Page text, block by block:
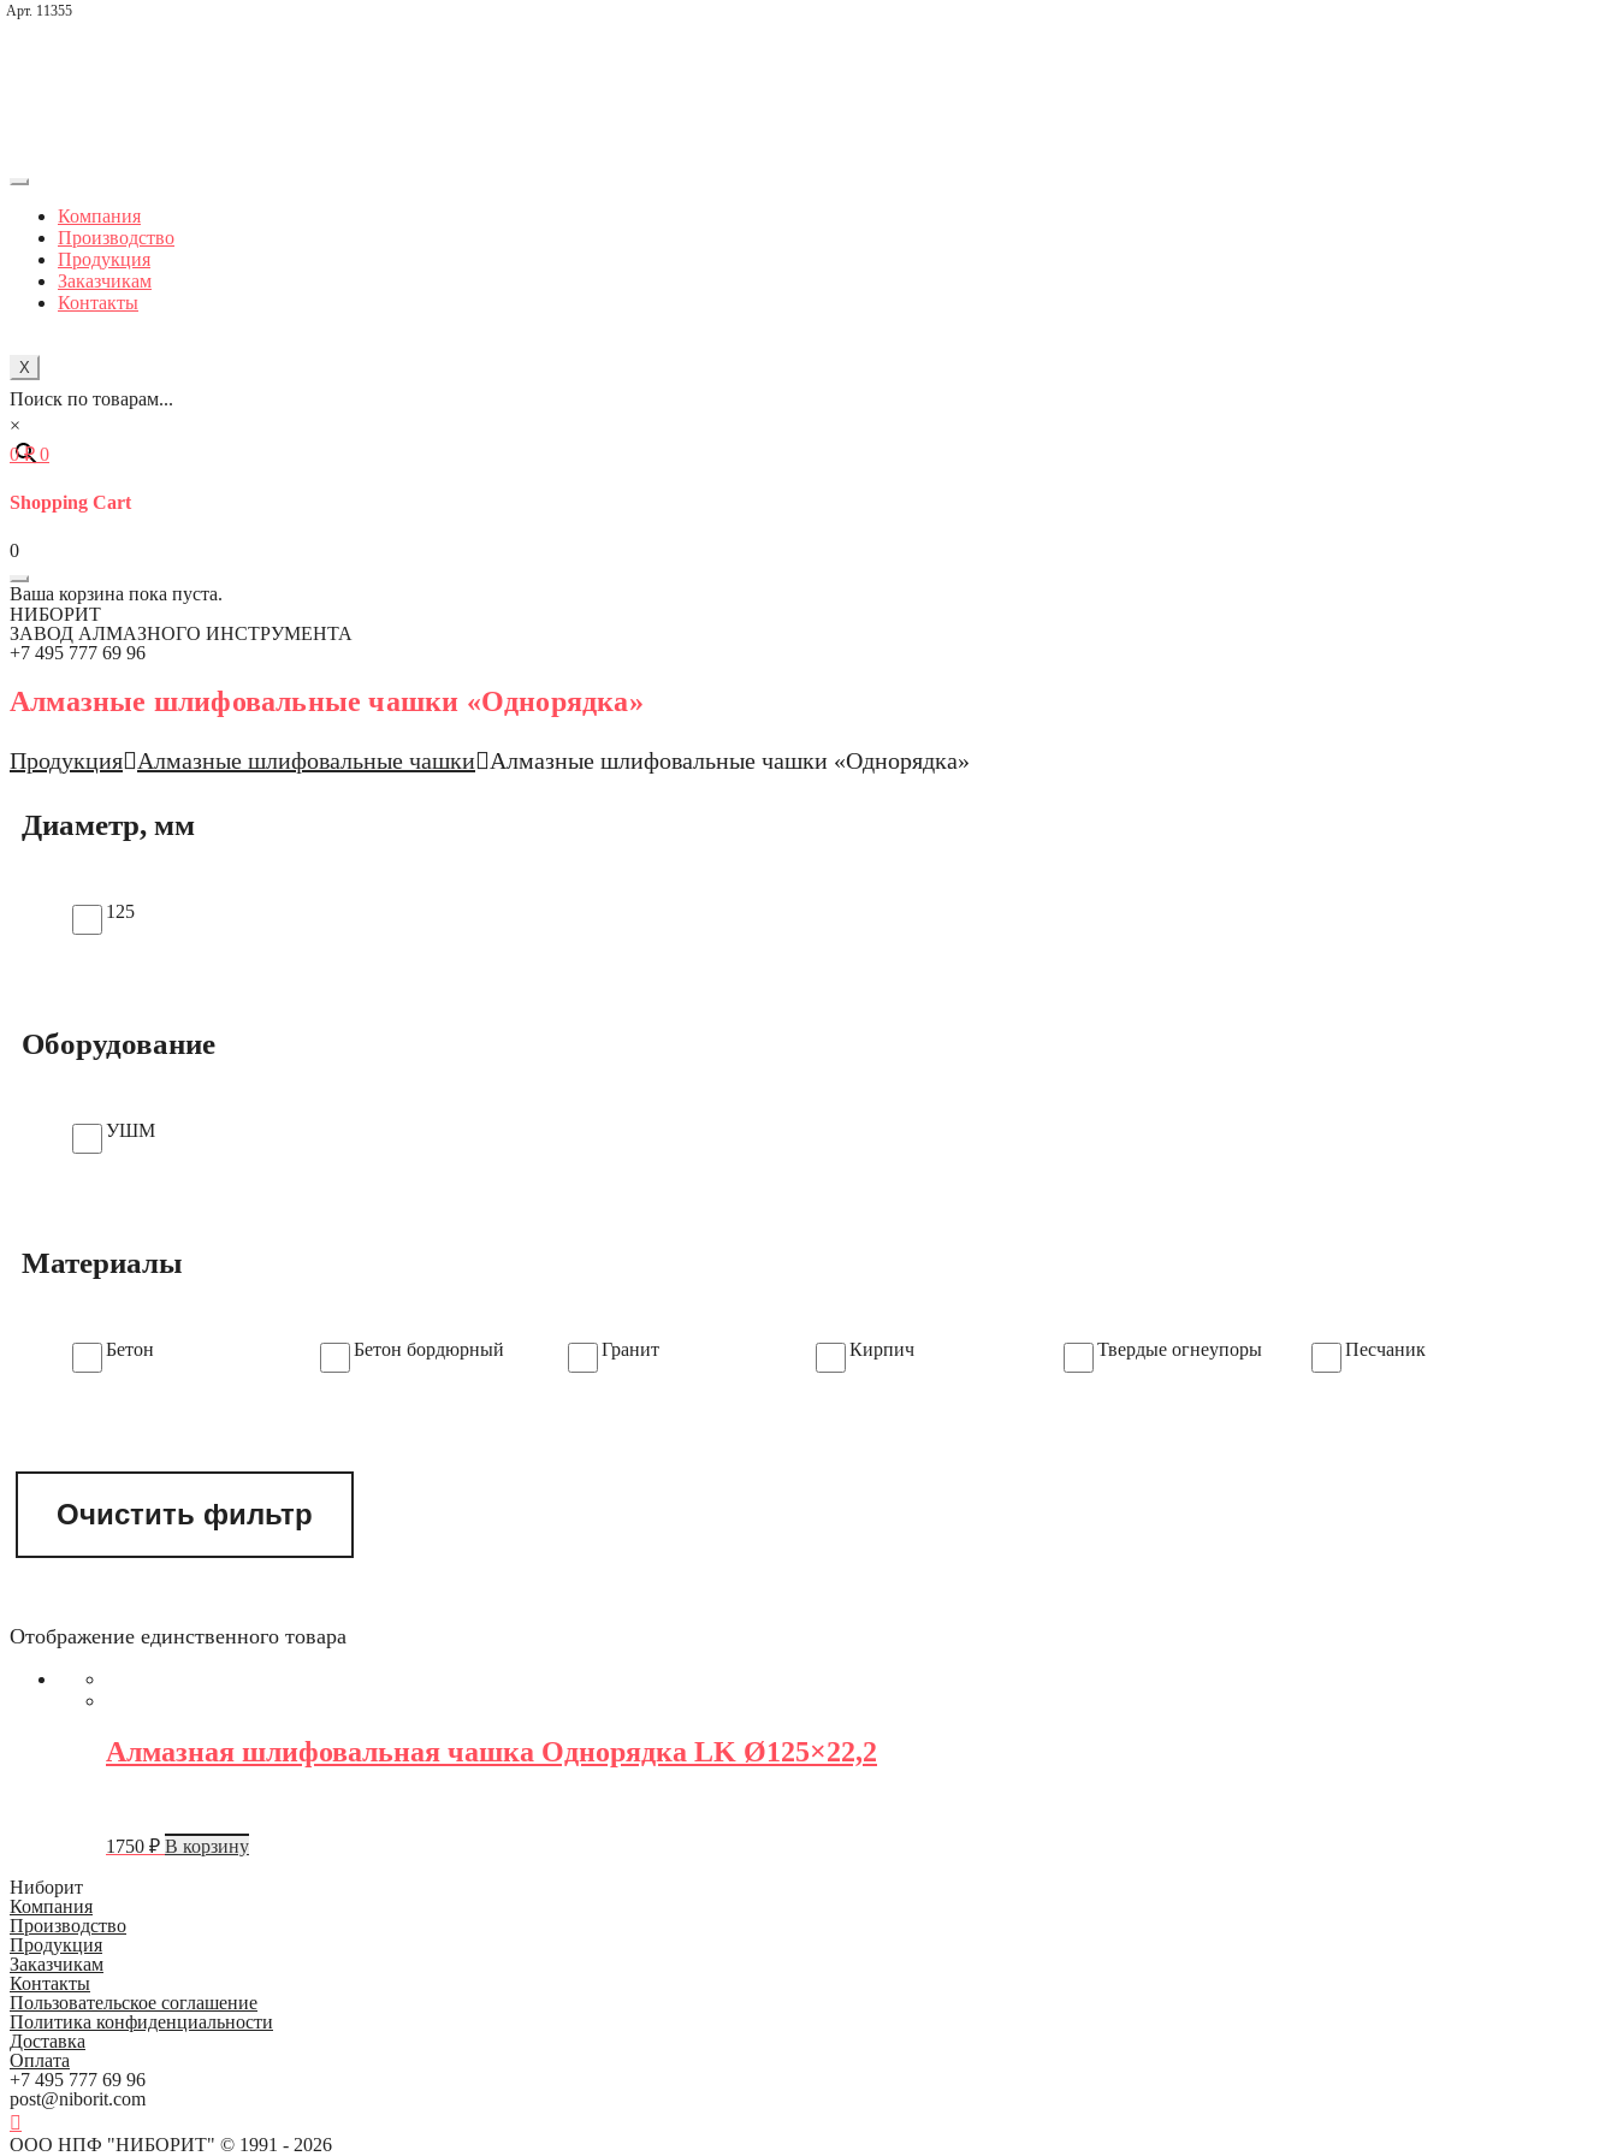
Компания
Производство
Продукция
Заказчикам
Контакты
X
Поиск по товарам...
×
0₽ 0
Shopping Cart
0
Ваша корзина пока пуста.
НИБОРИТ
ЗАВОД АЛМАЗНОГО ИНСТРУМЕНТА
+7 495 777 69 96
Алмазные шлифовальные чашки «Однорядка»
Продукция Алмазные шлифовальные чашки Алмазные шлифовальные чашки «Однорядка»
Диаметр, мм
125
Оборудование
УШМ
Материалы
Бетон Бетон бордюрный Гранит Кирпич Твердые огнеупоры Песчаник
Очистить фильтр
Отображение единственного товара
Алмазная шлифовальная чашка Однорядка LK Ø125×22,2
1750 ₽
Арт. 11355
В корзину
Ниборит
Компания
Производство
Продукция
Заказчикам
Контакты
Пользовательское соглашение
Политика конфиденциальности
Доставка
Оплата
+7 495 777 69 96
post@niborit.com
ООО НПФ "НИБОРИТ" © 1991 - 2026